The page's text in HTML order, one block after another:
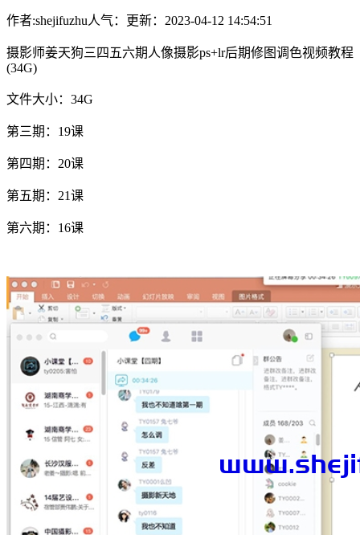
作者:shejifuzhu人气： 更新：2023-04-12 14:54:51
摄影师姜天狗三四五六期人像摄影ps+lr后期修图调色视频教程
(34G)
文件大小：34G
第三期：19课
第四期：20课
第五期：21课
第六期：16课